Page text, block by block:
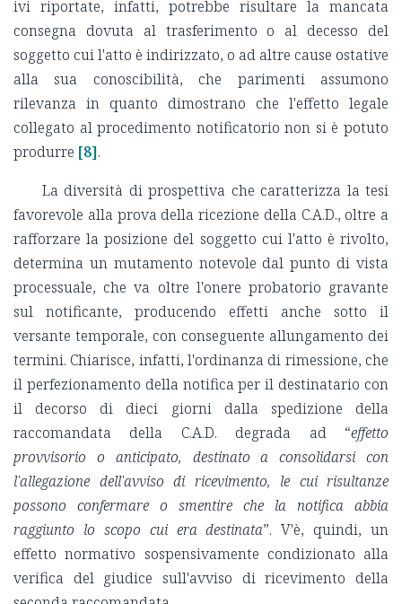
ivi riportate, infatti, potrebbe risultare la mancata
consegna dovuta al trasferimento o al decesso del
soggetto cui l'atto è indirizzato, o ad altre cause ostative
alla sua conoscibilità, che parimenti assumono
rilevanza in quanto dimostrano che l'effetto legale
collegato al procedimento notificatorio non si è potuto
produrre [8].
La diversità di prospettiva che caratterizza la tesi
favorevole alla prova della ricezione della C.A.D., oltre a
rafforzare la posizione del soggetto cui l'atto è rivolto,
determina un mutamento notevole dal punto di vista
processuale, che va oltre l'onere probatorio gravante
sul notificante, producendo effetti anche sotto il
versante temporale, con conseguente allungamento dei
termini. Chiarisce, infatti, l'ordinanza di rimessione, che
il perfezionamento della notifica per il destinatario con
il decorso di dieci giorni dalla spedizione della
raccomandata della C.A.D. degrada ad “effetto
provvisorio o anticipato, destinato a consolidarsi con
l'allegazione dell'avviso di ricevimento, le cui risultanze
possono confermare o smentire che la notifica abbia
raggiunto lo scopo cui era destinata”. V'è, quindi, un
effetto normativo sospensivamente condizionato alla
verifica del giudice sull'avviso di ricevimento della